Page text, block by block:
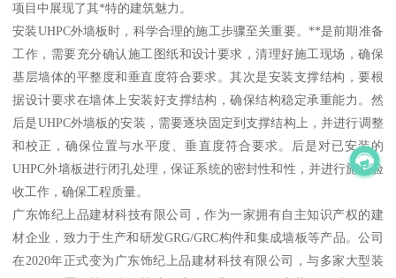
项目中展现了其*特的建筑魅力。
安装UHPC外墙板时，科学合理的施工步骤至关重要。**是前期准备
工作，需要充分确认施工图纸和设计要求，清理好施工现场，确保
基层墙体的平整度和垂直度符合要求。其次是安装支撑结构，要根
据设计要求在墙体上安装好支撑结构，确保结构稳定承重能力。然
后是UHPC外墙板的安装，需要逐块固定到支撑结构上，并进行调整
和校正，确保位置与水平度、垂直度符合要求。后是对已安装的
UHPC外墙板进行闭孔处理，保证系统的密封性和性，并进行施工验
收工作，确保工程质量。
广东饰纪上品建材科技有限公司，作为一家拥有自主知识产权的建
材企业，致力于生产和研发GRG/GRC构件和集成墙板等产品。公司
在2020年正式变为广东饰纪上品建材科技有限公司，与多家大型装